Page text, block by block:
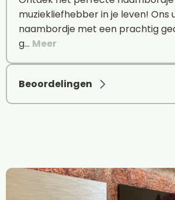
muziekliefhebber in je leven! Ons
naambordje met een prachtig
g… Meer
Beoordelingen